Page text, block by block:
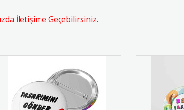
İletişime Geçebilirsiniz.